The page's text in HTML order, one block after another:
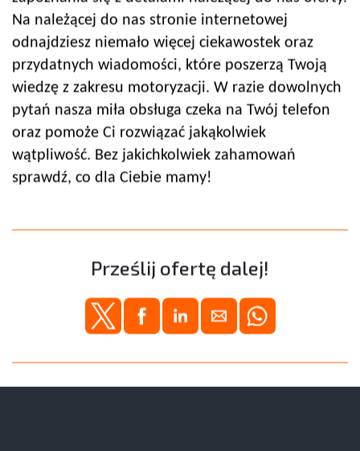
Na należącej do nas stronie internetowej
odnajdziesz niemało więcej ciekawostek oraz
przydatnych wiadomości, które poszerzą Twoją
wiedzę z zakresu motoryzacji. W razie dowolnych
pytań nasza miła obsługa czeka na Twój telefon
oraz pomoże Ci rozwiązać jakąkolwiek
wątpliwość. Bez jakichkolwiek zahamowań
sprawdź, co dla Ciebie mamy!
Prześlij ofertę dalej!